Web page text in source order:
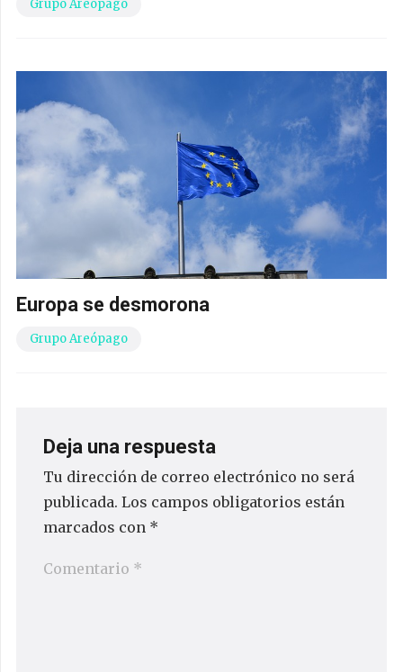
Grupo Areópago
Europa se desmorona
Grupo Areópago
Deja una respuesta
Tu dirección de correo electrónico no será
publicada. Los campos obligatorios están
marcados con *